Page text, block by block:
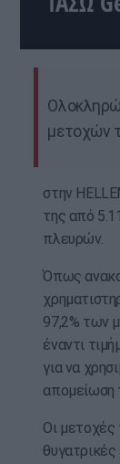
μετοχών
στην
της από
πλευρών.
Όπως
97,2% των
έναντι
για να
απομείωση
Οι μετοχές
θυγατρικές